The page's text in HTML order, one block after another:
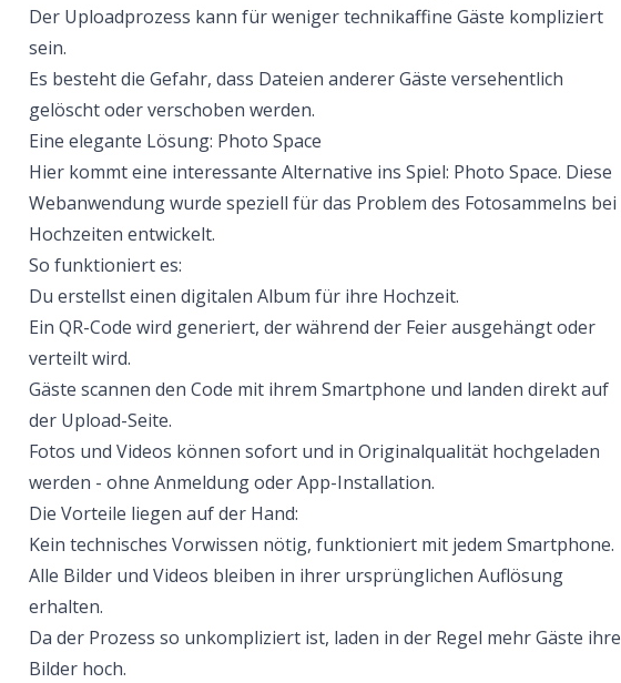
Der Uploadprozess kann für weniger technikaffine Gäste kompliziert
sein.
Es besteht die Gefahr, dass Dateien anderer Gäste versehentlich
gelöscht oder verschoben werden.
Eine elegante Lösung: Photo Space
Hier kommt eine interessante Alternative ins Spiel: Photo Space. Diese
Webanwendung wurde speziell für das Problem des Fotosammelns bei
Hochzeiten entwickelt.
So funktioniert es:
Du erstellst einen digitalen Album für ihre Hochzeit.
Ein QR-Code wird generiert, der während der Feier ausgehängt oder
verteilt wird.
Gäste scannen den Code mit ihrem Smartphone und landen direkt auf
der Upload-Seite.
Fotos und Videos können sofort und in Originalqualität hochgeladen
werden - ohne Anmeldung oder App-Installation.
Die Vorteile liegen auf der Hand:
Kein technisches Vorwissen nötig, funktioniert mit jedem Smartphone.
Alle Bilder und Videos bleiben in ihrer ursprünglichen Auflösung
erhalten.
Da der Prozess so unkompliziert ist, laden in der Regel mehr Gäste ihre
Bilder hoch.